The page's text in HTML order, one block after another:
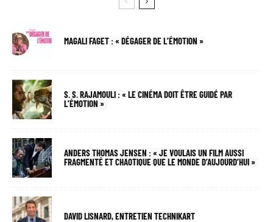
MAGALI FAGET : « DÉGAGER DE L’ÉMOTION »
S. S. RAJAMOULI : « LE CINÉMA DOIT ÊTRE GUIDÉ PAR
L’ÉMOTION »
ANDERS THOMAS JENSEN : « JE VOULAIS UN FILM AUSSI
FRAGMENTÉ ET CHAOTIQUE QUE LE MONDE D’AUJOURD’HUI »
DAVID LISNARD, ENTRETIEN TECHNIKART